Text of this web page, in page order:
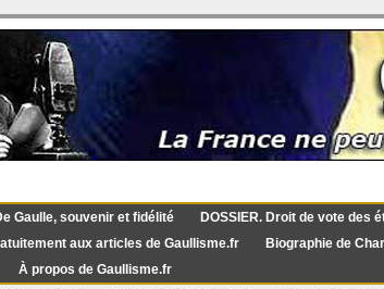
Gaulle, souvenir et fidélité DOSSIER. Droit de vote des
aux articles de Gaullisme.fr
Biographie de
À propos de Gaullisme.fr